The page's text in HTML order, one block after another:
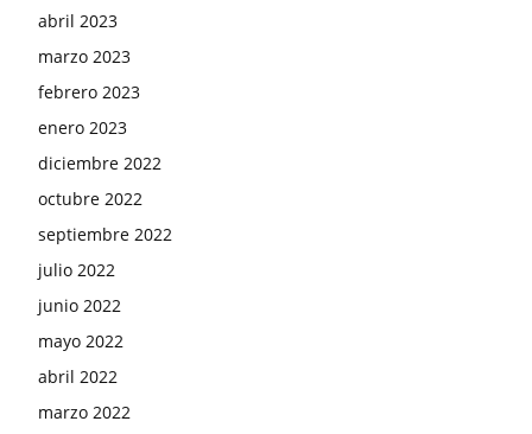
abril 2023
marzo 2023
febrero 2023
enero 2023
diciembre 2022
octubre 2022
septiembre 2022
julio 2022
junio 2022
mayo 2022
abril 2022
marzo 2022